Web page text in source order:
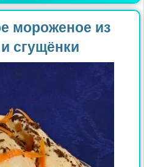
мороженое из
сгущёнки